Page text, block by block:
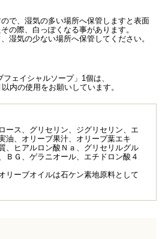
で、湿気の多い場所へ保管しますと表面
の際、白っぽくなる事があります。
湿気の少ない場所へ保管してください。
ェイシャルソープ」1個は、
内の使用をお願いしています。
ース、グリセリン、ジグリセリン、エ
油、オリーブ果汁、オリーブ葉エキ
、ヒアルロン酸Ｎａ、グリセリルグル
ＢＧ、ゲラニオール、エチドロン酸４
リーブオイルは石ケン素地原料として